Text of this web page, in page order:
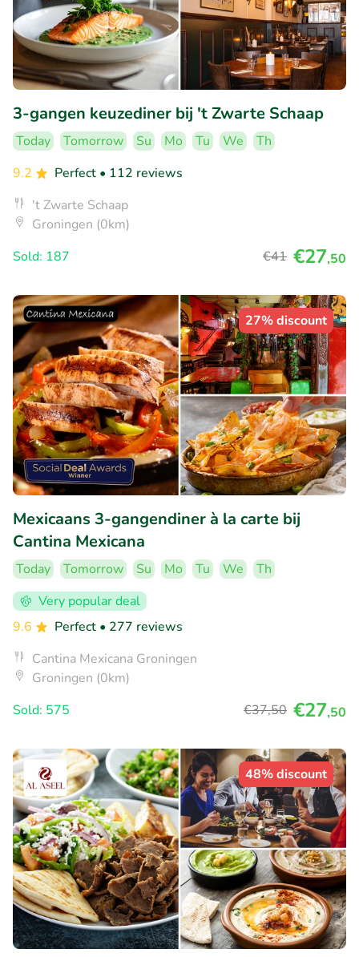
3-gangen keuzediner bij 't Zwarte Schaap
Today Tomorrow Su Mo Tu We
Th
9.2
Perfect • 112 reviews
't Zwarte Schaap
Groningen (0km)
Sold: 187
€41 €27,50
27% discount
Mexicaans 3-gangendiner à la carte bij
Cantina Mexicana
Today Tomorrow Su Mo Tu We
Th
Very popular deal
9.6
Perfect • 277 reviews
Cantina Mexicana Groningen
Groningen (0km)
Sold: 575
€37,50 €27,50
48% discount